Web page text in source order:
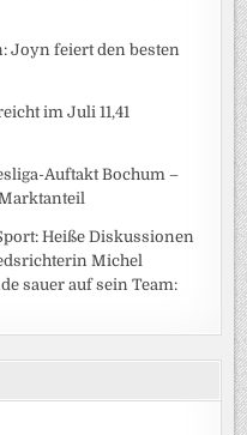
Joyn feiert den besten
im Juli 11,41
Auftakt Bochum –
Heiße Diskussionen
Michel
sauer auf sein Team: